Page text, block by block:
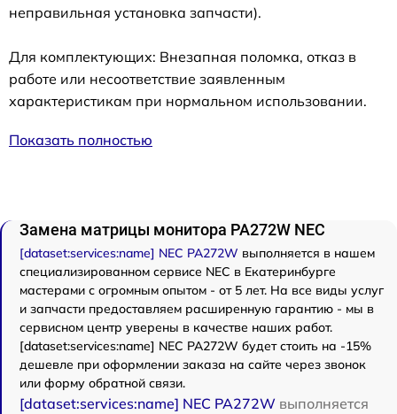
неправильная установка запчасти).
Для комплектующих: Внезапная поломка, отказ в
работе или несоответствие заявленным
характеристикам при нормальном использовании.
Показать полностью
Замена матрицы монитора PA272W NEC
[dataset:services:name] NEC PA272W выполняется в нашем
специализированном сервисе NEC в Екатеринбурге
мастерами с огромным опытом - от 5 лет. На все виды услуг
и запчасти предоставляем расширенную гарантию - мы в
сервисном центр уверены в качестве наших работ.
[dataset:services:name] NEC PA272W будет стоить на -15%
дешевле при оформлении заказа на сайте через звонок
или форму обратной связи.
[dataset:services:name] NEC PA272W выполняется